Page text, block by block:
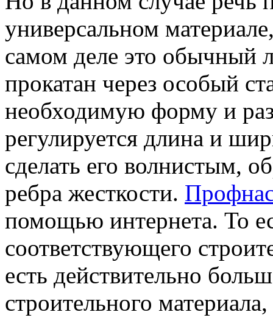
универсальном
самом деле это обычный
прокатан через особый
необходимую форму и
регулируется длина и
сделать его волнистым,
ребра жесткости.
помощью интернета. То
соответствующего
есть действительно
строительного